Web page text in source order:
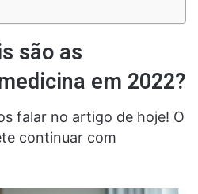
são as
em 2022?
falar no artigo de hoje! O
continuar com